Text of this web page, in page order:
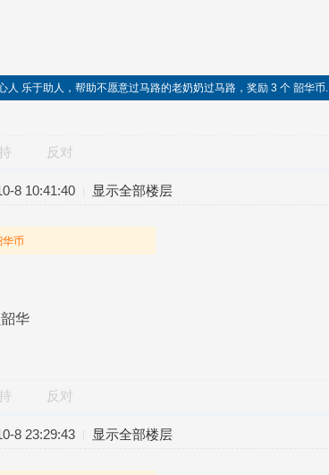
人 乐于助人，帮助不愿意过马路的老奶奶过马路，奖励 3 个 韶华币.
反对
8 10:41:40 显示全部楼层
华币
华
反对
8 23:29:43 显示全部楼层